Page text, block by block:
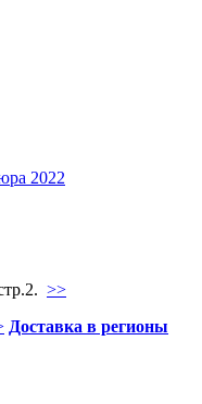
2022
>>
Доставка в регионы